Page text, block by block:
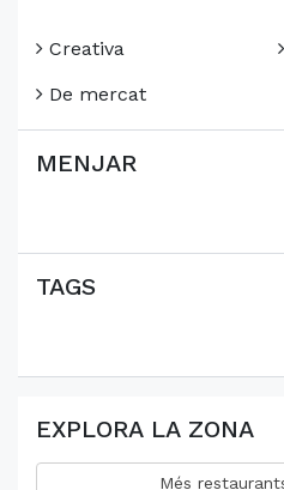
Creativa
De mercat
MENJAR
TAGS
EXPLORA LA ZONA
Més